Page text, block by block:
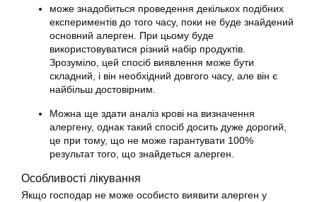
може знадобиться проведення декількох подібних
експериментів до того часу, поки не буде знайдений
основний алерген. При цьому буде
використовуватися різний набір продуктів.
Зрозуміло, цей спосіб виявлення може бути
складний, і він необхідний довгого часу, але він є
найбільш достовірним.
Можна ще здати аналіз крові на визначення
алергену, однак такий спосіб досить дуже дорогий,
це при тому, що не може гарантувати 100%
результат того, що знайдеться алерген.
Особливості лікування
Якщо господар не може особисто виявити алерген у